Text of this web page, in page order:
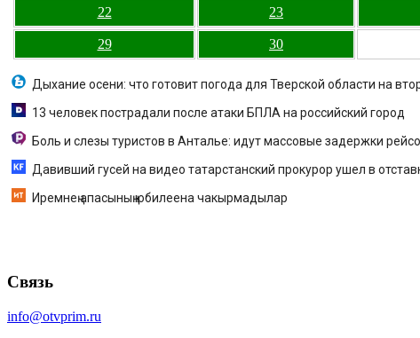
22 23
29 30
Дыхание осени: что готовит погода для Тверской области на
13 человек пострадали после атаки БПЛА на российский город
Боль и слезы туристов в Анталье: идут массовые задержки
Давивший гусей на видео татарстанский прокурор ушел в
Иремнең апасының юбилеена чакырмадылар
Связь
info@otvprim.ru